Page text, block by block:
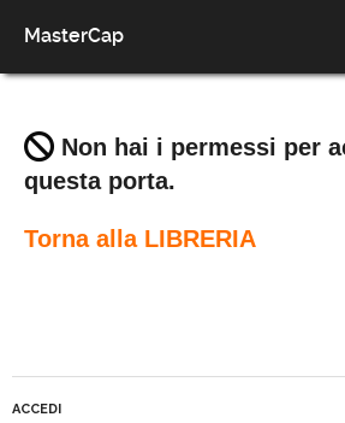
MasterCap
Non hai i permessi per
questa porta.
Torna alla LIBRERIA
ACCEDI